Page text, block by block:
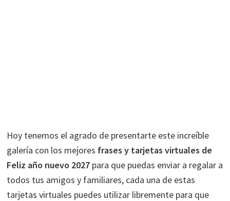
Hoy tenemos el agrado de presentarte este increíble
galería con los mejores frases y tarjetas virtuales de
Feliz año nuevo 2027 para que puedas enviar a regalar a
todos tus amigos y familiares, cada una de estas
tarjetas virtuales puedes utilizar libremente para que